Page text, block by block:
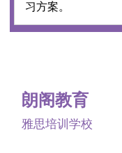
习方案。
朗阁教育
雅思培训学校